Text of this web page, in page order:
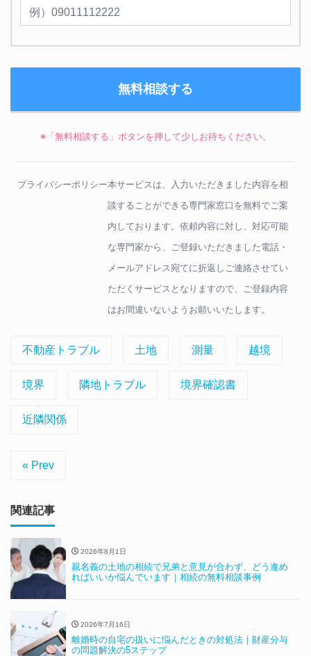
※「無料相談する」ボタンを押して少しお待ちください。
プライバシーポリシー本サービスは、入力いただきました内容を相
談することができる専門家窓口を無料でご案
内しております。依頼内容に対し、対応可能
な専門家から、ご登録いただきました電話・
メールアドレス宛てに折返しご連絡させてい
ただくサービスとなりますので、ご登録内容
はお間違いないようお願いいたします。
不動産トラブル 土地 測量 越境
境界 隣地トラブル 境界確認書
近隣関係
« Prev
関連記事
2026年8月1日
親名義の土地の相続で兄弟と意見が合わず、どう進め
ればいいか悩んでいます｜相続の無料相談事例
2026年7月16日
離婚時の自宅の扱いに悩んだときの対処法｜財産分与
の問題解決の5ステップ